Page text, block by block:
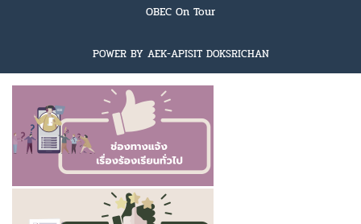
OBEC On Tour
POWER BY AEK-APISIT DOKSRICHAN